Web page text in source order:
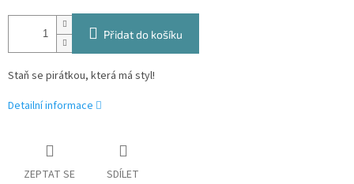
Přidat do košíku
Staň se pirátkou, která má styl!
Detailní informace
ZEPTAT SE SDÍLET